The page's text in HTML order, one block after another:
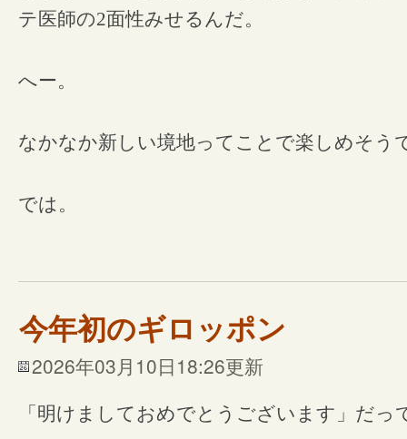
テ医師の2面性みせるんだ。
へー。
なかなか新しい境地ってことで楽しめそう
では。
今年初のギロッポン
2026年03月10日18:26更新
「明けましておめでとうございます」だ